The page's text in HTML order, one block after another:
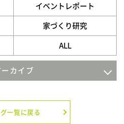
イベントレポート
家づくり研究
ALL
ーカイブ
年6月
一覧に戻る